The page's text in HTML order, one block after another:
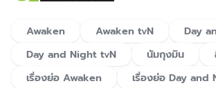
Awaken Awaken tvN
Day
Day and Night tvN
นัมกุงมิน
เรื่องย่อ Awaken
เรื่องย่อ Day and